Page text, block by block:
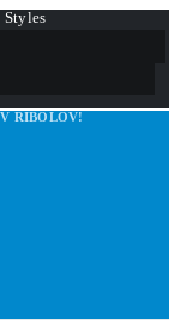
Styles
RIBOLOV!